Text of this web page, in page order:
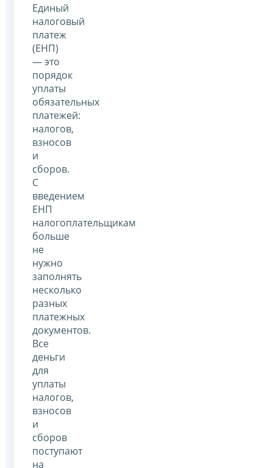
Единый
налоговый
платеж
(ЕНП)
— это
порядок
уплаты
обязательных
платежей:
налогов,
взносов
и
сборов.
С
введением
ЕНП
налогоплательщикам
больше
не
нужно
заполнять
несколько
разных
платежных
документов.
Все
деньги
для
уплаты
налогов,
взносов
и
сборов
поступают
на